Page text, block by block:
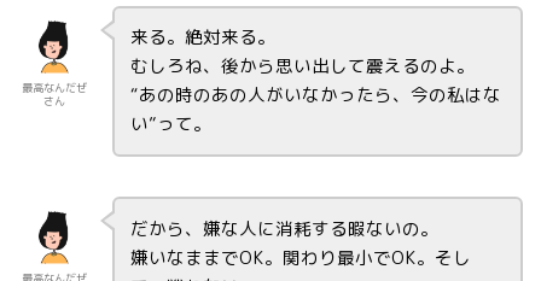
最高なんだぜ
さん
来る。絶対来る。
むしろね、後から思い出して震えるのよ。
“あの時のあの人がいなかったら、今の私はな
い”って。
だから、嫌な人に消耗する暇ないの。
嫌いなままでOK。関わり最小でOK。そし